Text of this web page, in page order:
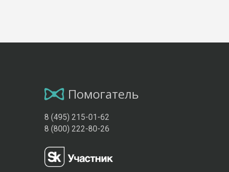
Помогатель
8 (495) 215-01-62
8 (800) 222-80-26